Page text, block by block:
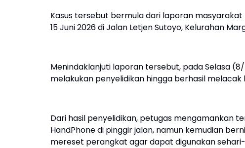
Kasus tersebut bermula dari laporan
15 Juni 2026 di Jalan Letjen Sutoyo, Kelurahan
Menindaklanjuti laporan tersebut, pada Selasa
melakukan penyelidikan hingga berhasil
Dari hasil penyelidikan, petugas mengamankan
HandPhone di pinggir jalan, namun kemudian
mereset perangkat agar dapat digunakan